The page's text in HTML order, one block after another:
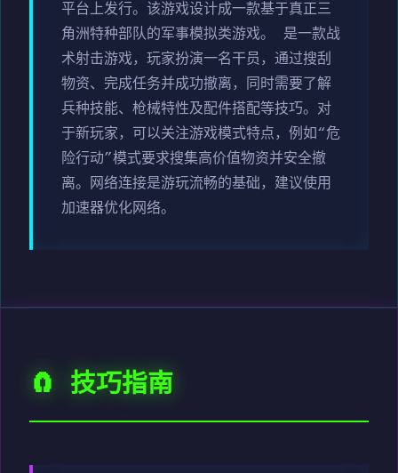
平台上发行。该游戏设计成一款基于真正三
角洲特种部队的军事模拟类游戏。 是一款战
术射击游戏，玩家扮演一名干员，通过搜刮
物资、完成任务并成功撤离，同时需要了解
兵种技能、枪械特性及配件搭配等技巧。对
于新玩家，可以关注游戏模式特点，例如“危
险行动”模式要求搜集高价值物资并安全撤
离。网络连接是游玩流畅的基础，建议使用
加速器优化网络。
🧲 技巧指南